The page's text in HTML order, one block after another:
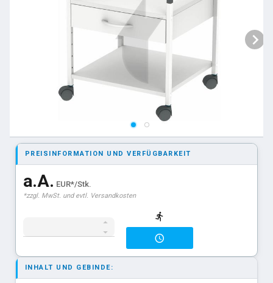
PREISINFORMATION UND VERFÜGBARKEIT
a.A. EUR*/Stk.
*zzgl. MwSt. und evtl. Versandkosten
INHALT UND GEBINDE: